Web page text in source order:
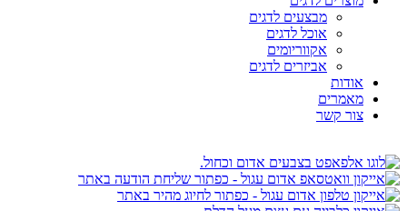
מבצעים לדגים
אוכל לדגים
אקווריומים
אביזרים לדגים
אודות
מאמרים
צור קשר